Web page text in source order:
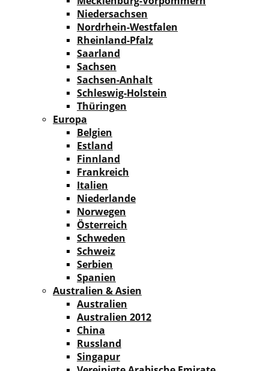
Niedersachsen
Nordrhein-Westfalen
Rheinland-Pfalz
Saarland
Sachsen
Sachsen-Anhalt
Schleswig-Holstein
Thüringen
Europa
Belgien
Estland
Finnland
Frankreich
Italien
Niederlande
Norwegen
Österreich
Schweden
Schweiz
Serbien
Spanien
Australien & Asien
Australien
Australien 2012
China
Russland
Singapur